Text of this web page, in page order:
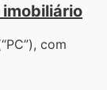
com